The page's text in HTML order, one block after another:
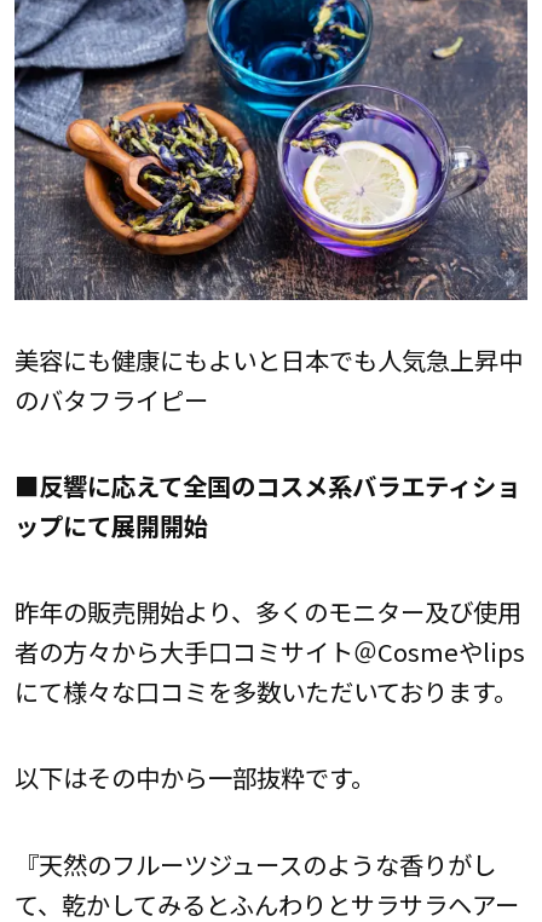
美容にも健康にもよいと日本でも人気急上昇中
のバタフライピー
■反響に応えて全国のコスメ系バラエティショ
ップにて展開開始
昨年の販売開始より、多くのモニター及び使用
者の方々から大手口コミサイト＠Cosmeやlips
にて様々な口コミを多数いただいております。
以下はその中から一部抜粋です。
『天然のフルーツジュースのような香りがし
て、乾かしてみるとふんわりとサラサラヘアー